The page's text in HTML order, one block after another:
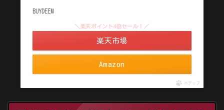
BUYDEEM
Amazon
＼楽天ポイント4倍セール！／
楽天市場
ポチップ